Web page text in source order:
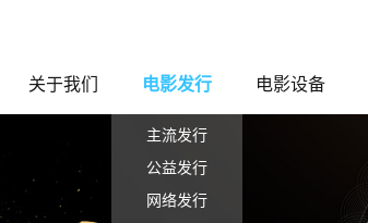
关于我们 电影发行
主流发行
公益发行
网络发行
电影设备